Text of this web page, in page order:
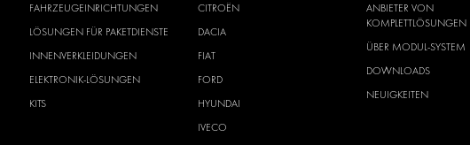
FAHRZEUGEINRICHTUNGEN
LÖSUNGEN FÜR PAKETDIENSTE
INNENVERKLEIDUNGEN
ELEKTRONIK-LÖSUNGEN
KITS
CITROËN
DACIA
FIAT
FORD
HYUNDAI
IVECO
ANBIETER VON
KOMPLETTLÖSUNGEN
ÜBER MODUL-SYSTEM
DOWNLOADS
NEUIGKEITEN